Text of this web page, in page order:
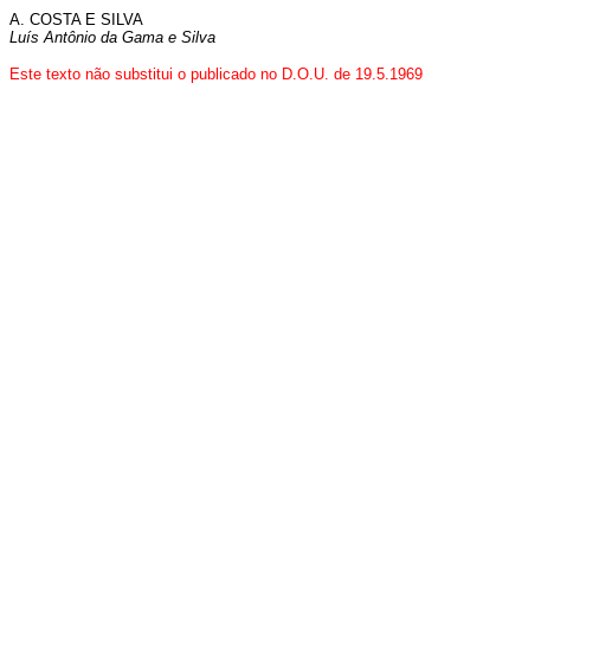
A. COSTA E SILVA
Luís Antônio da Gama e Silva
Este texto não substitui o publicado no D.O.U. de 19.5.1969